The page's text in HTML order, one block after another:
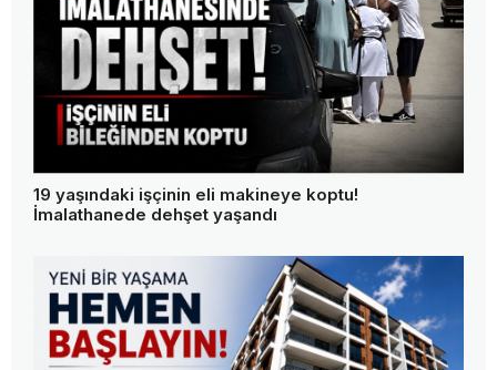
19 yaşındaki işçinin eli makineye koptu!
İmalathanede dehşet yaşandı